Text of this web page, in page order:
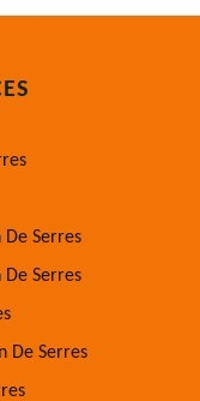
Serres
De Serres
De Serres